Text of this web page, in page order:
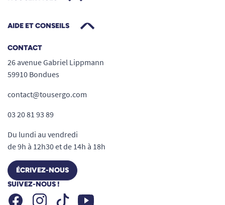
AIDE ET CONSEILS
CONTACT
26 avenue Gabriel Lippmann
59910 Bondues
contact@tousergo.com
03 20 81 93 89
Du lundi au vendredi
de 9h à 12h30 et de 14h à 18h
ÉCRIVEZ-NOUS
SUIVEZ-NOUS !
FacebookInstagramTiktok Youtube